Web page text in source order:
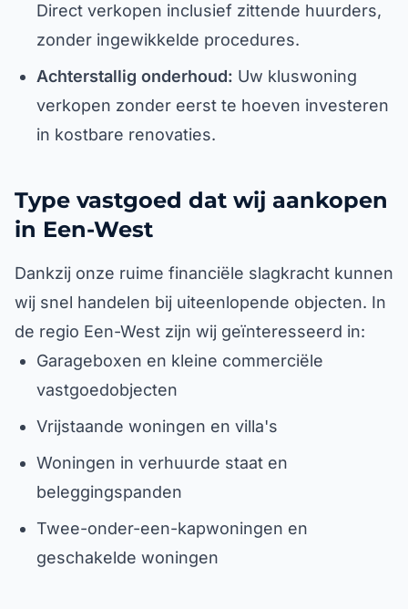
Direct verkopen inclusief zittende huurders,
zonder ingewikkelde procedures.
Achterstallig onderhoud: Uw kluswoning
verkopen zonder eerst te hoeven investeren
in kostbare renovaties.
Type vastgoed dat wij aankopen
in Een-West
Dankzij onze ruime financiële slagkracht kunnen
wij snel handelen bij uiteenlopende objecten. In
de regio Een-West zijn wij geïnteresseerd in:
Garageboxen en kleine commerciële
vastgoedobjecten
Vrijstaande woningen en villa's
Woningen in verhuurde staat en
beleggingspanden
Twee-onder-een-kapwoningen en
geschakelde woningen